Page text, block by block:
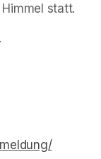
statt.
(opens